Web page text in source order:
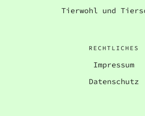
Tierwohl und
RECHTLICHES
Impressum
Datenschutz